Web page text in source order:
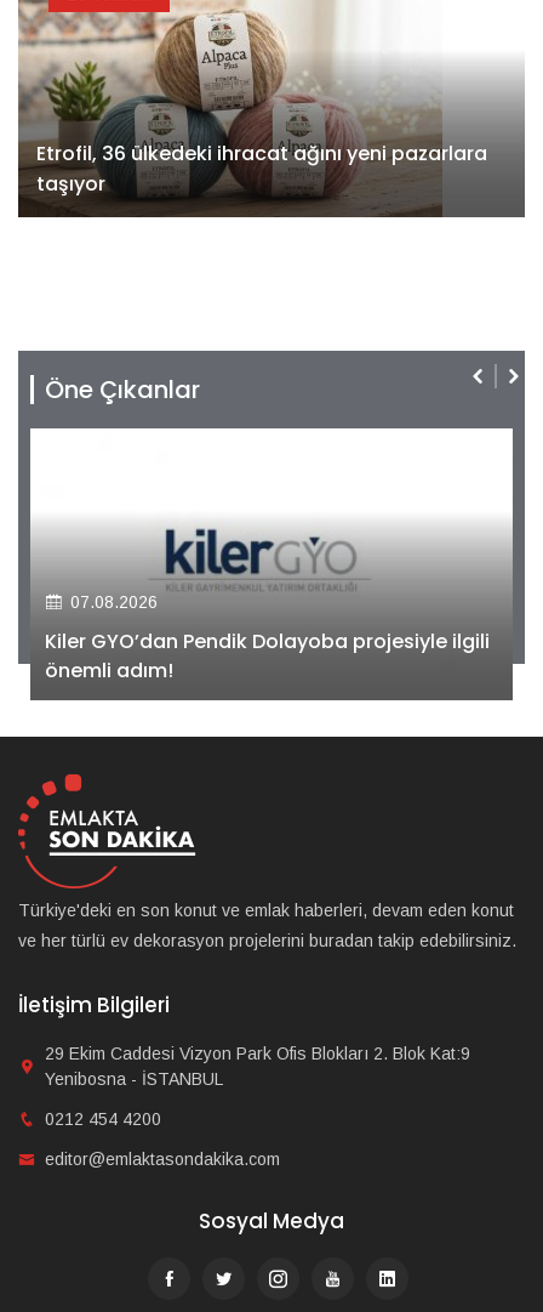
Etrofil, 36 ülkedeki ihracat ağını yeni pazarlara
taşıyor
Öne Çıkanlar
07.08.2026
Kiler GYO’dan Pendik Dolayoba projesiyle ilgili
önemli adım!
Türkiye'deki en son konut ve emlak haberleri, devam eden konut
ve her türlü ev dekorasyon projelerini buradan takip edebilirsiniz.
İletişim Bilgileri
29 Ekim Caddesi Vizyon Park Ofis Blokları 2. Blok Kat:9
Yenibosna - İSTANBUL
0212 454 4200
editor@emlaktasondakika.com
Sosyal Medya